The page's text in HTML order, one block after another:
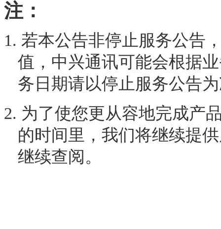
注：
1. 若本公告非停止服务公告
值，中兴通讯可能会根据
务日期请以停止服务公告
2. 为了使您更从容地完成产
的时间里，我们将继续提供
继续查阅 。